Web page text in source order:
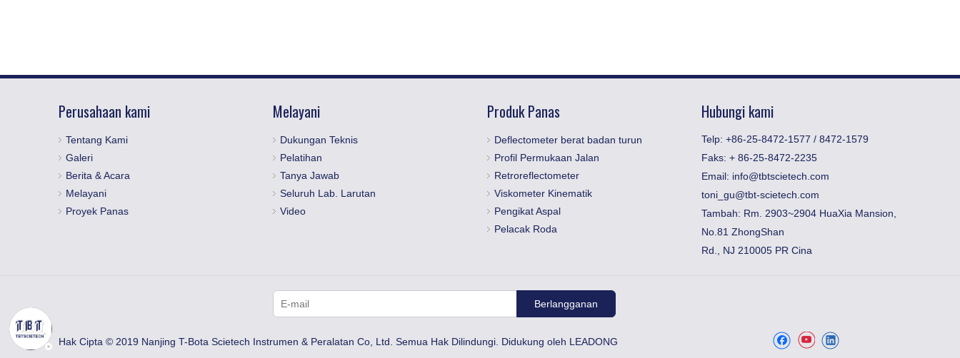
Perusahaan kami
Tentang Kami
Galeri
Berita & Acara
Melayani
Proyek Panas
Melayani
Dukungan Teknis
Pelatihan
Tanya Jawab
Seluruh Lab. Larutan
Video
Produk Panas
Deflectometer berat badan turun
Profil Permukaan Jalan
Retroreflectometer
Viskometer Kinematik
Pengikat Aspal
Pelacak Roda
Hubungi kami
Telp: +86-25-8472-1577 / 8472-1579
Faks: ​+ 86-25-8472-2235
Email: info@tbtscietech.com
toni_gu@tbt-scietech.com
Tambah: Rm. 2903~2904 HuaXia Mansion,
No.81 ZhongShan
Rd., NJ 210005 PR Cina
Berlangganan
Hak Cipta © 2019 Nanjing T-Bota Scietech Instrumen & Peralatan Co, Ltd. Semua Hak Dilindungi. Didukung oleh LEADONG